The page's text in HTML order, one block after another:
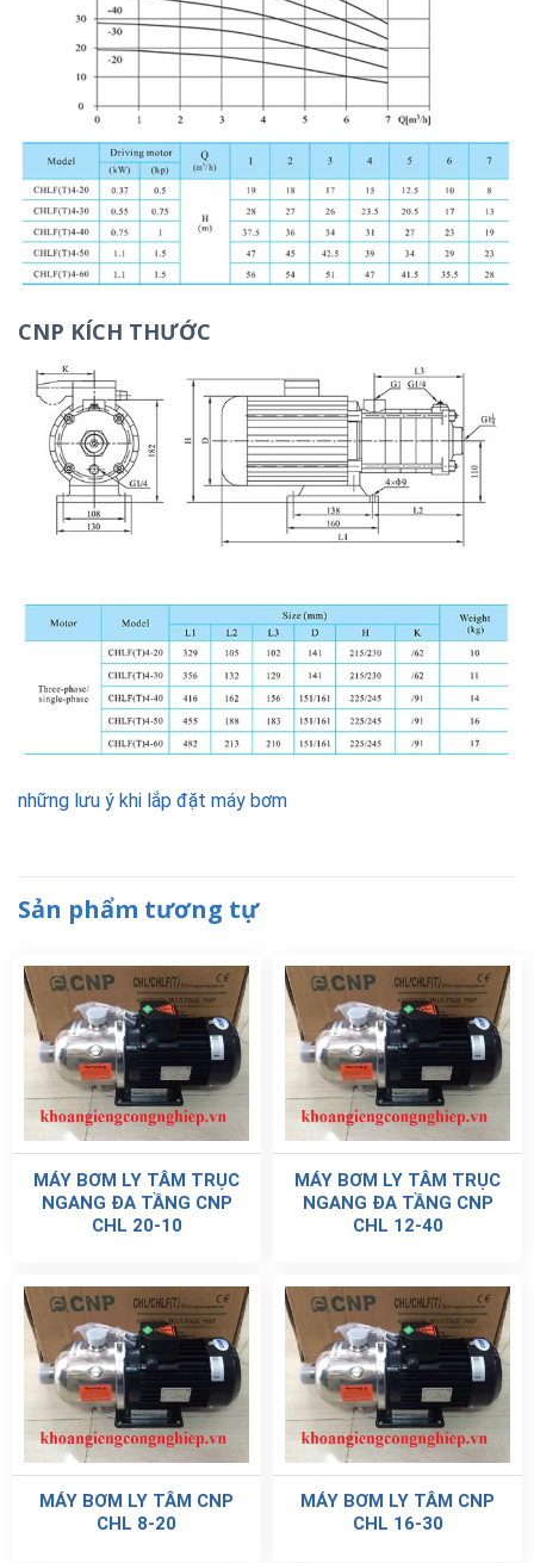
CNP KÍCH THƯỚC
những lưu ý khi lắp đặt máy bơm
Sản phẩm tương tự
MÁY BƠM LY TÂM TRỤC
NGANG ĐA TẦNG CNP
CHL 20-10
MÁY BƠM LY TÂM TRỤC
NGANG ĐA TẦNG CNP
CHL 12-40
MÁY BƠM LY TÂM CNP
CHL 8-20
MÁY BƠM LY TÂM CNP
CHL 16-30